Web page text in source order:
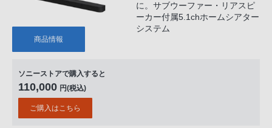
に。サブウーファー・リアスピ
ーカー付属5.1chホームシアター
システム
商品情報
ソニーストアで購入すると
110,000 円(税込)
ご購入はこちら